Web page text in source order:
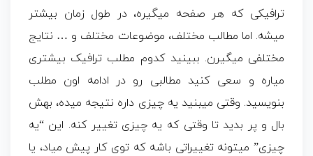
ترافیکی که هر صفحه میگیره، در طول زمان بیشتر
میشه. اما مطالب مختلف، موضوعات مختلف و … نتایج
مختلفی میگیرن. ببینید کدوم مطلب ترافیک بیشتری
میاره و سعی کنید مطالبی رو در ادامه اون مطلب
بنویسید. وقتی میبنید یه چیزی داره نتیجه میده، بهش
بال و پر بدید تا وقتی که یه چیزی تغییر کنه. این “یه
چیزی” میتونه تغییراتی باشه که توی کار پیش میاد، یا